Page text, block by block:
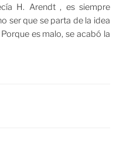
H. Arendt , es siempre
ser que se parta de la idea
es malo, se acabó la